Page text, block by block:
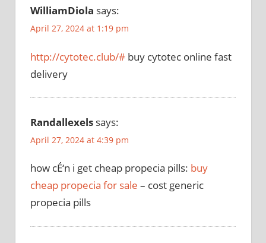
WilliamDiola says:
April 27, 2024 at 1:19 pm
http://cytotec.club/# buy cytotec online fast
delivery
Randallexels says:
April 27, 2024 at 4:39 pm
how cÉ‘n i get cheap propecia pills: buy
cheap propecia for sale – cost generic
propecia pills